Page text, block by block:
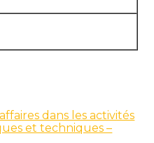
dans les activités
et techniques –